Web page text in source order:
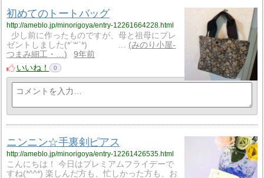
初めてのトートバッグ
http://ameblo.jp/minorigoya/entry-12261664228.html
少し前に作ったものですが、母と祖母にプレ
ゼントしました(*´꒳`*) …
みのり小屋-
つまみ細工・…
9年前
いいね！
0
ニンニン☆手裏剣ピアス
http://ameblo.jp/minorigoya/entry-12261426535.html
こんにちは！ 今日はプレミアムフライデーで
すね(*^^*) 楽しんだ方も、忙しかった方も、お